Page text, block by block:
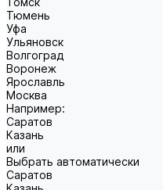
Тюмень
Уфа
Ульяновск
Волгоград
Воронеж
Ярославль
Москва
Например:
Саратов
Казань
или
Выбрать автоматически
Саратов